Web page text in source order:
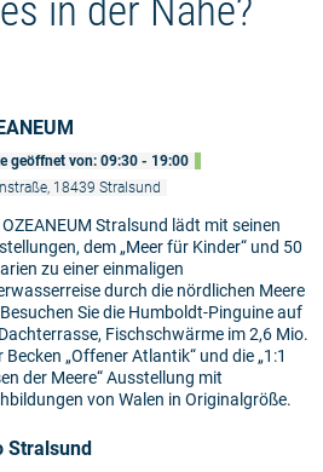
in der Nähe?
geöffnet von: 09:30 - 19:00
18439 Stralsund
OZEANEUM Stralsund lädt mit seinen
dem „Meer für Kinder“ und 50
zu einer einmaligen
durch die nördlichen Meere
Sie die Humboldt-Pinguine auf
Fischschwärme im 2,6 Mio.
Becken „Offener Atlantik“ und die „1:1
der Meere“ Ausstellung mit
von Walen in Originalgröße.
Stralsund